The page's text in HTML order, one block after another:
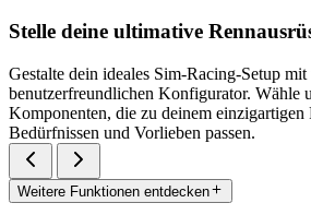
Stelle deine ultimative
Gestalte dein ideales Sim-Racing-Setup mit
benutzerfreundlichen Konfigurator. Wähle
Komponenten, die zu deinem einzigartigen
Bedürfnissen und Vorlieben passen.
Weitere Funktionen entdecken